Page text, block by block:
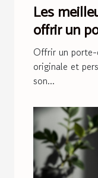
Les
offrir un
Offrir un
originale et
son...